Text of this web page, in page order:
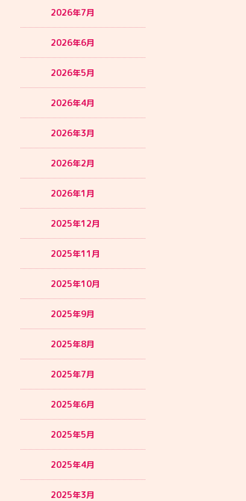
2026年7月
2026年6月
2026年5月
2026年4月
2026年3月
2026年2月
2026年1月
2025年12月
2025年11月
2025年10月
2025年9月
2025年8月
2025年7月
2025年6月
2025年5月
2025年4月
2025年3月